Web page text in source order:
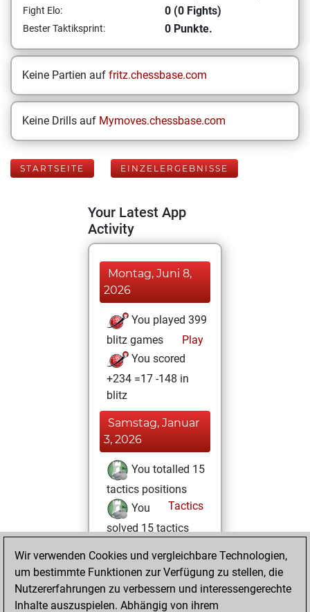
Fight Elo: 0 (0 Fights)
Bester Taktiksprint: 0 Punkte.
Keine Partien auf fritz.chessbase.com
Keine Drills auf Mymoves.chessbase.com
STARTSEITE EINZELERGEBNISSE
Your Latest App
Activity
Montag, Juni 8,
2026
You played 399
blitz games
Play
You scored
+234 =17 -148 in
blitz
Samstag, Januar
3, 2026
You totalled 15
tactics positions
Tactics
You
solved 15 tactics
You achieved
an Elo of 1868 in
tactics positions
Wir verwenden Cookies und vergleichbare Technologien,
um bestimmte Funktionen zur Verfügung zu stellen, die
Nutzererfahrungen zu verbessern und interessengerechte
Inhalte auszuspielen. Abhängig von ihrem